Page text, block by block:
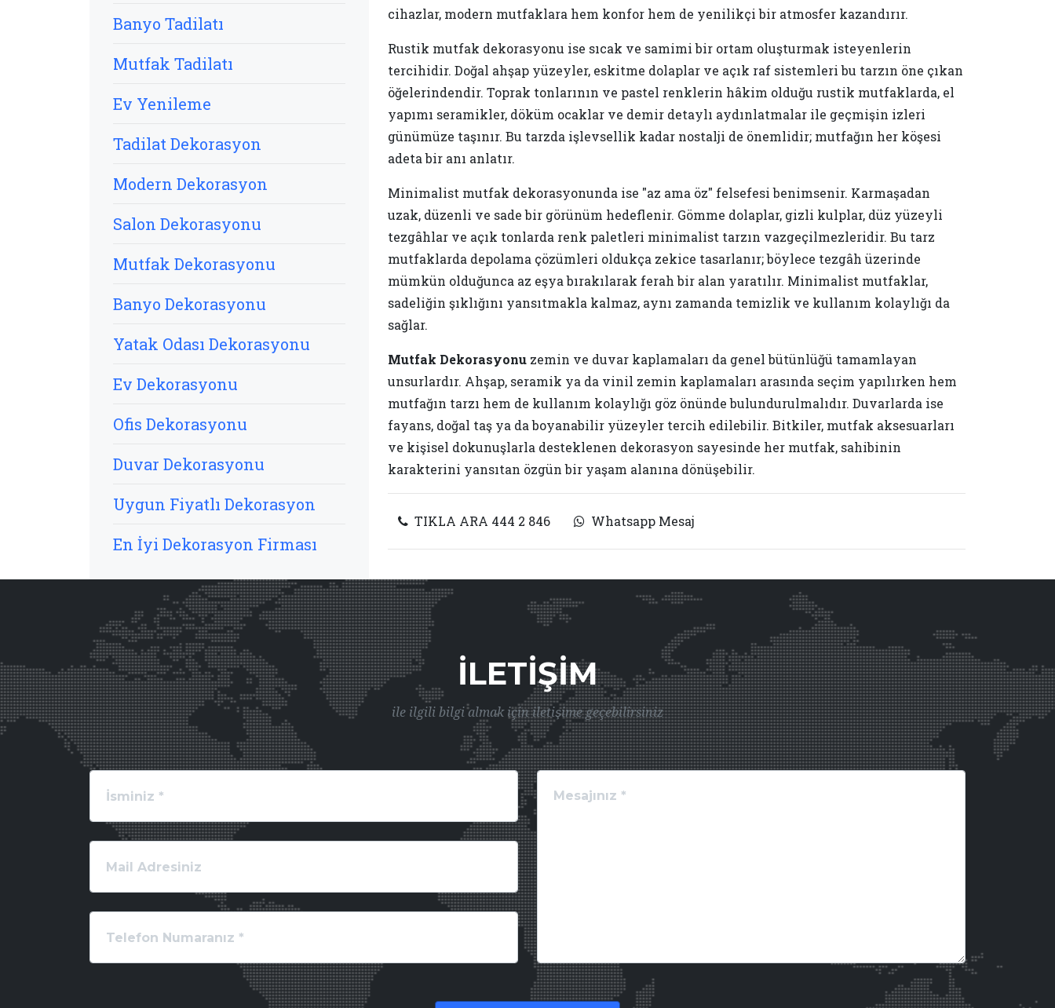
cihazlar, modern mutfaklara hem konfor hem de yenilikçi bir atmosfer kazandırır.
Rustik mutfak dekorasyonu ise sıcak ve samimi bir ortam oluşturmak isteyenlerin
tercihidir. Doğal ahşap yüzeyler, eskitme dolaplar ve açık raf sistemleri bu tarzın öne çıkan
öğelerindendir. Toprak tonlarının ve pastel renklerin hâkim olduğu rustik mutfaklarda, el
yapımı seramikler, döküm ocaklar ve demir detaylı aydınlatmalar ile geçmişin izleri
günümüze taşınır. Bu tarzda işlevsellik kadar nostalji de önemlidir; mutfağın her köşesi
adeta bir anı anlatır.
Minimalist mutfak dekorasyonunda ise "az ama öz" felsefesi benimsenir. Karmaşadan
uzak, düzenli ve sade bir görünüm hedeflenir. Gömme dolaplar, gizli kulplar, düz yüzeyli
tezgâhlar ve açık tonlarda renk paletleri minimalist tarzın vazgeçilmezleridir. Bu tarz
mutfaklarda depolama çözümleri oldukça zekice tasarlanır; böylece tezgâh üzerinde
mümkün olduğunca az eşya bırakılarak ferah bir alan yaratılır. Minimalist mutfaklar,
sadeliğin şıklığını yansıtmakla kalmaz, aynı zamanda temizlik ve kullanım kolaylığı da
sağlar.
Mutfak Dekorasyonu zemin ve duvar kaplamaları da genel bütünlüğü tamamlayan
unsurlardır. Ahşap, seramik ya da vinil zemin kaplamaları arasında seçim yapılırken hem
mutfağın tarzı hem de kullanım kolaylığı göz önünde bulundurulmalıdır. Duvarlarda ise
fayans, doğal taş ya da boyanabilir yüzeyler tercih edilebilir. Bitkiler, mutfak aksesuarları
ve kişisel dokunuşlarla desteklenen dekorasyon sayesinde her mutfak, sahibinin
karakterini yansıtan özgün bir yaşam alanına dönüşebilir.
TIKLA ARA 444 2 846 Whatsapp Mesaj
Banyo Tadilatı
Mutfak Tadilatı
Ev Yenileme
Tadilat Dekorasyon
Modern Dekorasyon
Salon Dekorasyonu
Mutfak Dekorasyonu
Banyo Dekorasyonu
Yatak Odası Dekorasyonu
Ev Dekorasyonu
Ofis Dekorasyonu
Duvar Dekorasyonu
Uygun Fiyatlı Dekorasyon
En İyi Dekorasyon Firması
İLETIŞIM
ile ilgili bilgi almak için iletişime geçebilirsiniz